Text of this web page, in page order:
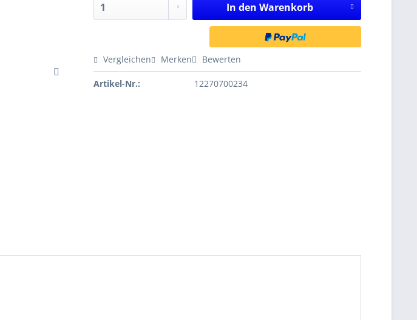
In den Warenkorb
Vergleichen Merken Bewerten
Artikel-Nr.: 12270700234